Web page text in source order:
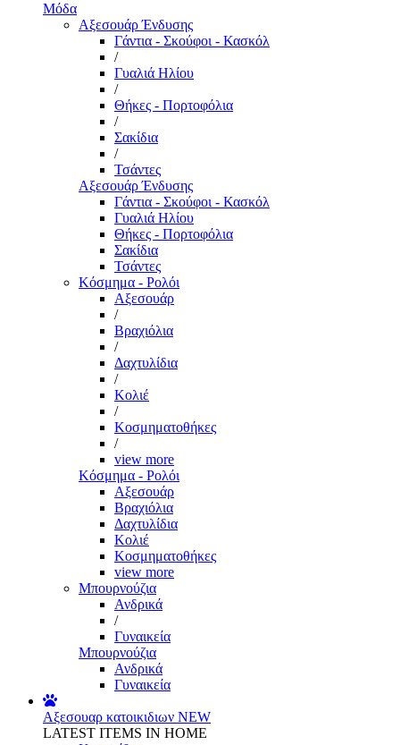
Μόδα
Αξεσουάρ Ένδυσης
Γάντια - Σκούφοι - Κασκόλ
/
Γυαλιά Ηλίου
/
Θήκες - Πορτοφόλια
/
Σακίδια
/
Τσάντες
Αξεσουάρ Ένδυσης
Γάντια - Σκούφοι - Κασκόλ
Γυαλιά Ηλίου
Θήκες - Πορτοφόλια
Σακίδια
Τσάντες
Κόσμημα - Ρολόι
Αξεσουάρ
/
Βραχιόλια
/
Δαχτυλίδια
/
Κολιέ
/
Κοσμηματοθήκες
/
view more
Κόσμημα - Ρολόι
Αξεσουάρ
Βραχιόλια
Δαχτυλίδια
Κολιέ
Κοσμηματοθήκες
view more
Μπουρνούζια
Ανδρικά
/
Γυναικεία
Μπουρνούζια
Ανδρικά
Γυναικεία
Αξεσουαρ κατοικιδιων NEW
LATEST ITEMS IN HOME